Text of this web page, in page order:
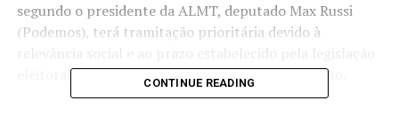
segundo o presidente da ALMT, deputado Max Russi
(Podemos), terá tramitação prioritária devido à
eleitoral, que exige a aprovação até o dia 3 de julho.
CONTINUE READING